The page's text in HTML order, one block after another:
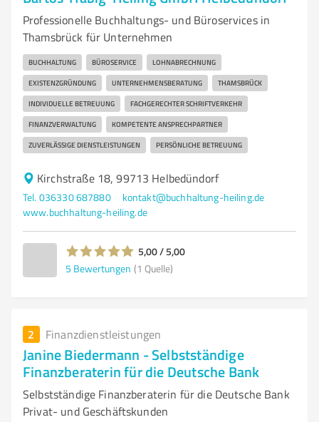
Professionelle Buchhaltungs- und Büroservices in
Thamsbrück für Unternehmen
BUCHHALTUNG BÜROSERVICE LOHNABRECHNUNG
EXISTENZGRÜNDUNG UNTERNEHMENSBERATUNG THAMSBRÜCK
INDIVIDUELLE BETREUUNG FACHGERECHTER SCHRIFTVERKEHR
FINANZVERWALTUNG KOMPETENTE ANSPRECHPARTNER
ZUVERLÄSSIGE DIENSTLEISTUNGEN PERSÖNLICHE BETREUUNG
Kirchstraße 18, 99713 Helbedündorf
Tel. 036330 687880
kontakt@buchhaltung-heiling.de
www.buchhaltung-heiling.de
5,00 / 5,00
5 Bewertungen (1 Quelle)
2 Finanzdienstleistungen
Janine Biedermann - Selbstständige
Finanzberaterin für die Deutsche Bank
Selbstständige Finanzberaterin für die Deutsche Bank
Privat- und Geschäftskunden